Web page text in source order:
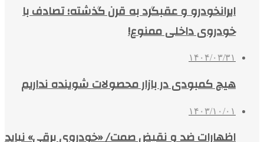
ایرانخودرو و عقبگرد به قرن گذشته؛ تصادف با
خودروی داخلی ممنوع!
۱۴۰۴/۰۳/۳۱
هیچ کمبودی در بازار محصولات شوینده نداریم
۱۴۰۳/۱۰/۰۱
اظهارات ضد و نقیض صمت/ «خودروی برقی» نباید